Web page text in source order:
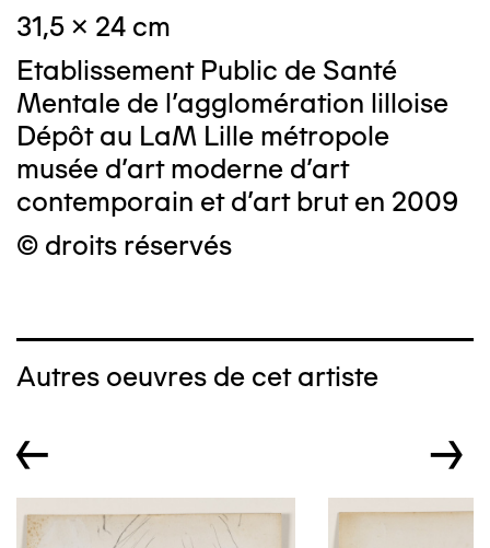
31,5 x 24 cm
Etablissement Public de Santé
Mentale de l'agglomération lilloise
Dépôt au LaM Lille métropole
musée d’art moderne d’art
contemporain et d’art brut en 2009
© droits réservés
Autres oeuvres de cet artiste
← →